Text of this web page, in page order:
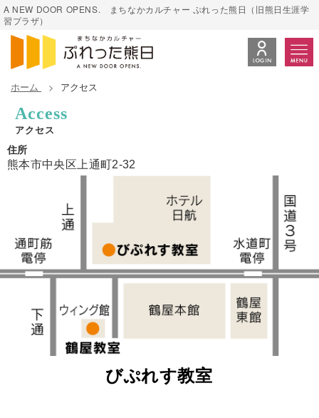
A NEW DOOR OPENS. まちなかカルチャー ぷれった熊日（旧熊日生涯学
習プラザ）
ホーム アクセス
Access
アクセス
住所
熊本市中央区上通町2-32
びぷれす教室